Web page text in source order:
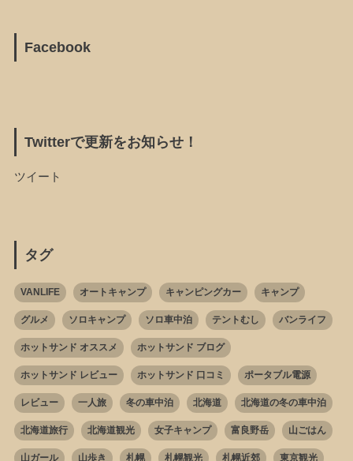
Facebook
Twitterで更新をお知らせ！
ツイート
タグ
VANLIFE オートキャンプ キャンピングカー キャンプ
グルメ ソロキャンプ ソロ車中泊 テントむし バンライフ
ホットサンド オススメ ホットサンド ブログ
ホットサンド レビュー ホットサンド 口コミ ポータブル電源
レビュー 一人旅 冬の車中泊 北海道 北海道の冬の車中泊
北海道旅行 北海道観光 女子キャンプ 富良野岳 山ごはん
山ガール 山歩き 札幌 札幌観光 札幌近郊 東京観光